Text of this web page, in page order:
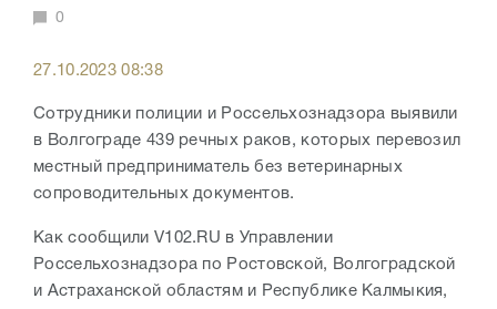
0
27.10.2023 08:38
Сотрудники полиции и Россельхознадзора выявили
в Волгограде 439 речных раков, которых перевозил
местный предприниматель без ветеринарных
сопроводительных документов.
Как сообщили V102.RU в Управлении
Россельхознадзора по Ростовской, Волгоградской
и Астраханской областям и Республике Калмыкия,